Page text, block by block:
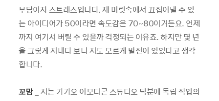
부담이자 스트레스입니다. 제 머릿속에서 끄집어낼 수 있
는 아이디어가 50이라면 속도감은 70~80이거든요. 언제
까지 여기서 버틸 수 있을까 걱정되는 이유죠. 하지만 몇 년
을 그렇게 지내다 보니 저도 모르게 발전이 있었다고 생각
합니다.
꼬맘
_ 저는 카카오 이모티콘 스튜디오 덕분에 독립 작업의